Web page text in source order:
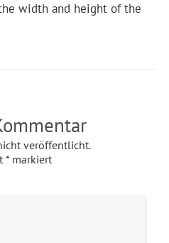
width and height of the
veröffentlicht.
* markiert